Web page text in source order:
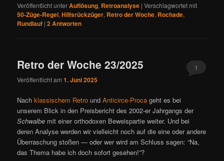
Veröffentlicht unterAuflösung, Retroanalyse |Verschlagwortet mit
50-Züge-Regel,Hilfsrückzüger, Retro der Woche, Rochade,
Rundlauf |2Antworten
Retro der Woche 23/2025
Veröffentlicht am1. Juni 2025
1
Nachklassischem Retro undAnticirce-Proca geht es bei
unserem Blick in den Preisbericht des 2002-er Jahrgangs der
Schwalbe mit einer orthodoxen Beweispartie weiter. Und bei
deren Analyse werden wir vielleicht noch auf die eine oder andere
Überraschung stoßen — oder wer wird am Schluss sagen: “Na,
das Thema habe ich doch sofort gesehen!”?